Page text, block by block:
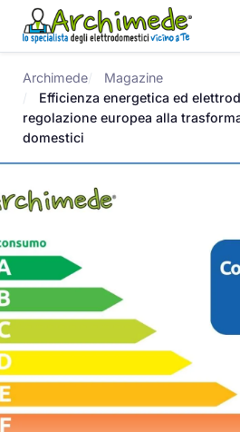
Archimede
Magazine
Efficienza energetica ed
regolazione europea alla
domestici